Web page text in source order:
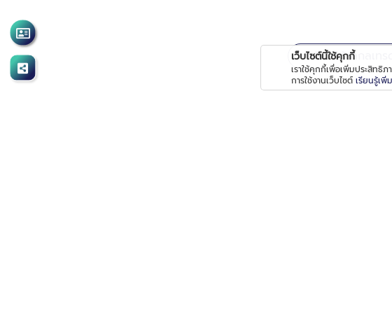
เชียนใต้สากลเทร
เว็บไซต์นี้ใช้คุกกี้
เราใช้คุกกี้เพื่อเพิ่มประสิทธิ
การใช้งานเว็บไซต์ เรียนรู้เพิ่